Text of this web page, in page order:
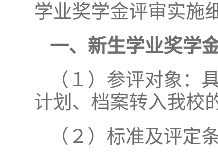
学业奖学金评审实施
一、新生学业奖学
（１）参评对象：
计划、档案转入我校
（２）标准及评定